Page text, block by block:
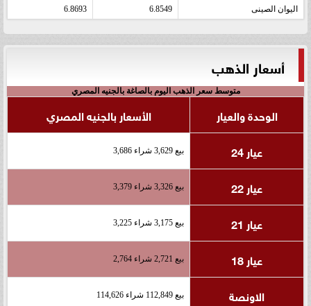
اليوان الصينى 6.8549
6.8693
أسعار الذهب
متوسط سعر الذهب اليوم بالصاغة بالجنيه المصري
الوحدة والعيار
الأسعار بالجنيه المصري
عيار 24
بيع 3,629 شراء 3,686
عيار 22 بيع 3,326 شراء 3,379
عيار 21 بيع 3,175 شراء 3,225
عيار 18 بيع 2,721 شراء 2,764
الاونصة بيع 112,849 شراء 114,626